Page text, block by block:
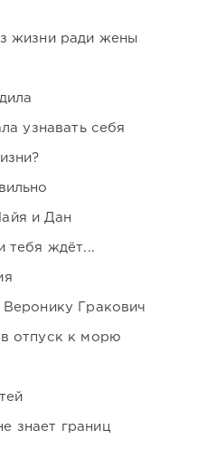
жизни ради жены
узнавать себя
и Дан
тебя ждёт...
Гракович
отпуск к морю
знает границ